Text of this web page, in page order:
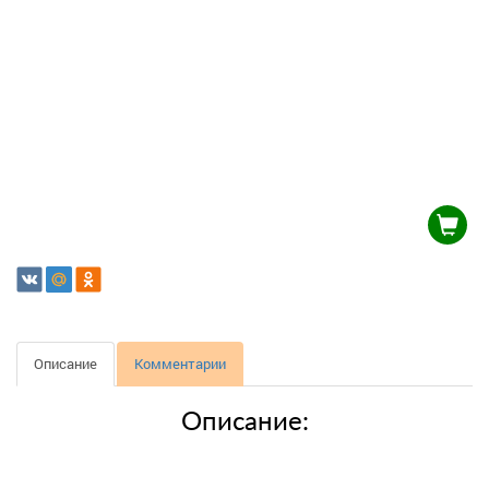
Описание Комментарии
Описание: